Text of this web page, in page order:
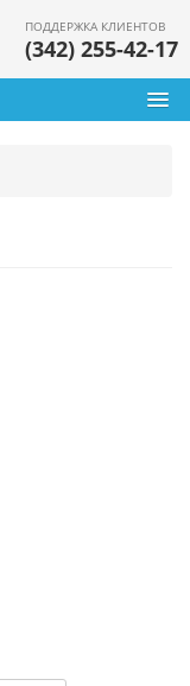
ПОДДЕРЖКА КЛИЕНТОВ
(342) 255-42-17